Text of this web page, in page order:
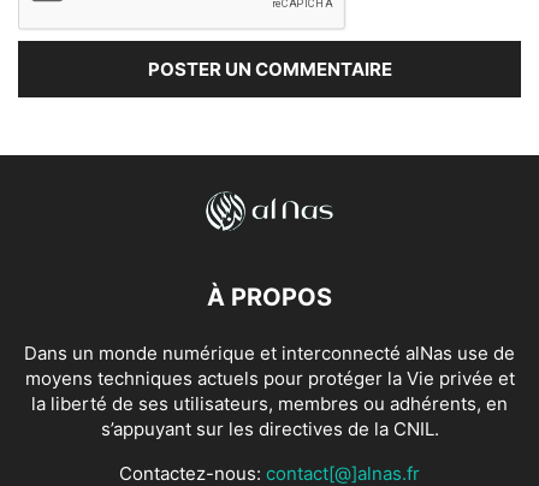
À PROPOS
Dans un monde numérique et interconnecté alNas use de
moyens techniques actuels pour protéger la Vie privée et
la liberté de ses utilisateurs, membres ou adhérents, en
s’appuyant sur les directives de la CNIL.
Contactez-nous: contact[@]alnas.fr